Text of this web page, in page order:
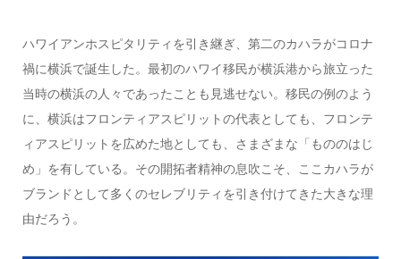
ハワイアンホスピタリティを引き継ぎ、第二のカハラがコロナ
禍に横浜で誕生した。最初のハワイ移民が横浜港から旅立った
当時の横浜の人々であったことも見逃せない。移民の例のよう
に、横浜はフロンティアスピリットの代表としても、フロンテ
ィアスピリットを広めた地としても、さまざまな「もののはじ
め」を有している。その開拓者精神の息吹こそ、ここカハラが
ブランドとして多くのセレブリティを引き付けてきた大きな理
由だろう。